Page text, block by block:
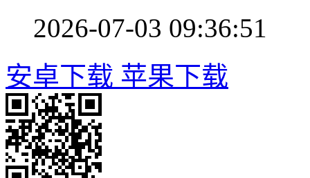
2026-07-03 09:36:51
安卓下载 苹果下载